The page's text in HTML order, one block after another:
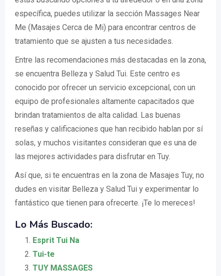
específica, puedes utilizar la sección Massages Near
Me (Masajes Cerca de Mi) para encontrar centros de
tratamiento que se ajusten a tus necesidades.
Entre las recomendaciones más destacadas en la zona,
se encuentra Belleza y Salud Tui. Este centro es
conocido por ofrecer un servicio excepcional, con un
equipo de profesionales altamente capacitados que
brindan tratamientos de alta calidad. Las buenas
reseñas y calificaciones que han recibido hablan por sí
solas, y muchos visitantes consideran que es una de
las mejores actividades para disfrutar en Tuy.
Así que, si te encuentras en la zona de Masajes Tuy, no
dudes en visitar Belleza y Salud Tui y experimentar lo
fantástico que tienen para ofrecerte. ¡Te lo mereces!
Lo Más Buscado:
Esprit Tui Na
Tui-te
TUY MASSAGES